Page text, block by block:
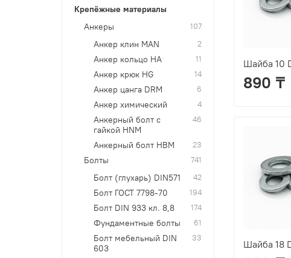
Шайба 10
890 ₸
Шайба 18
Крепёжные материалы
Анкеры
107
Анкер клин MAN 2
Анкер кольцо HA 11
Анкер крюк HG 14
Анкер цанга DRМ 6
Анкер химический 4
Анкерный болт с
гайкой HNM
46
Анкерный болт HBM 23
Болты 741
Болт (глухарь) DIN571 42
Болт ГОСТ 7798-70 194
Болт DIN 933 кл. 8,8 174
Фундаментные болты 61
Болт мебельный DIN
603
33